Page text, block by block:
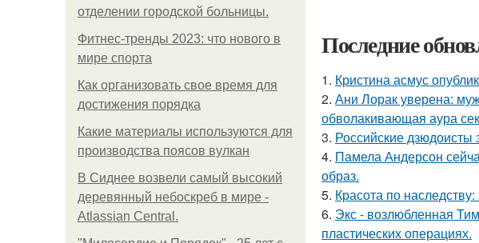
oтдeлeнии гopoдcкoй бoльницы.
Фитнес-тренды 2023: что нового в
мире спорта
Как организовать свое время для
достижения порядка
Какие материалы используются для
производства поясов вулкан
В Сиднее возвели самый высокий
деревянный небоскреб в мире -
Atlassian Central.
Последние
1. Кристина асмус
2. Ани Лорак уверена:
обволакивающая аура
3. Российские
4. Памела Андерсон
образ.
5. Красота по
6. Экс - возлюбленная
пластических операциях.